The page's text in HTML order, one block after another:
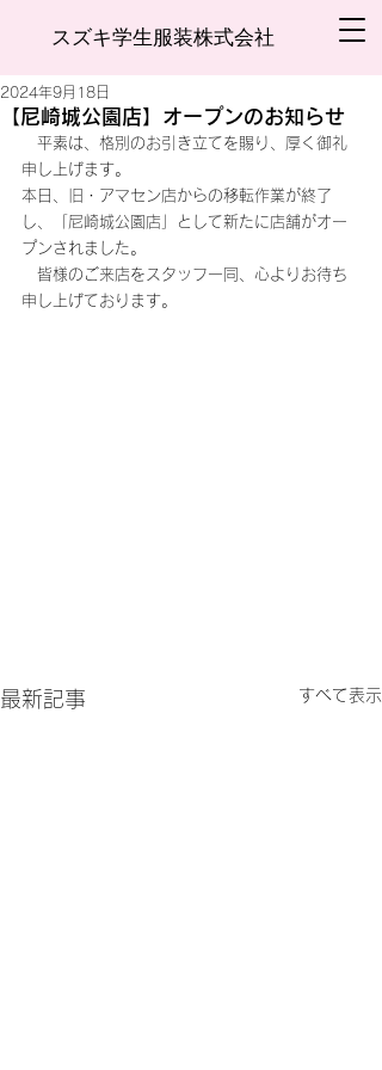
スズキ学生服装株式会社
【尼崎城公園店】オープンのお知らせ
2024年9月18日
平素は、格別のお引き立てを賜り、厚く御礼
申し上げます。
本日、旧・アマセン店からの移転作業が終了
し、「尼崎城公園店」として新たに店舗がオー
プンされました。
皆様のご来店をスタッフ一同、心よりお待ち
申し上げております。
最新記事 すべて表示